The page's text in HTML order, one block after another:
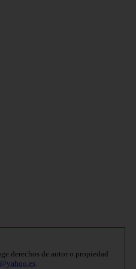
derechos de autor o propiedad
.